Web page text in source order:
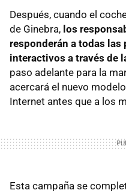
Después, cuando el
de Ginebra, los
responderán a todas
interactivos a través de
paso adelante para la
acercará el nuevo
Internet antes que a los
Esta campaña se